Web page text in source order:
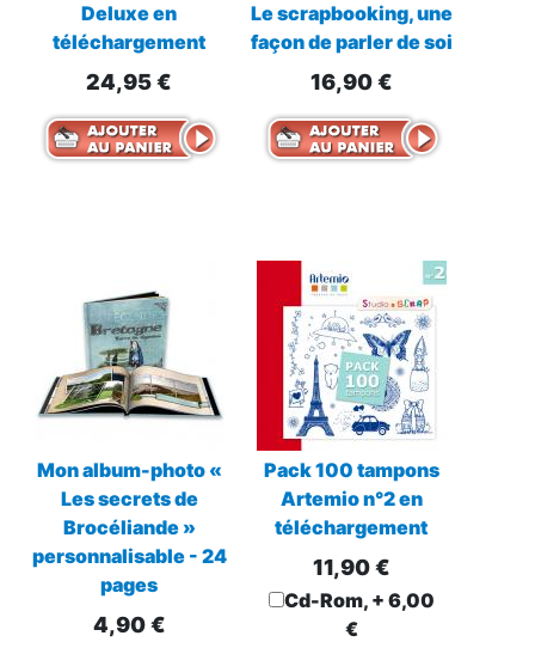
Deluxe en
téléchargement
24,95 €
Le scrapbooking, une
façon de parler de soi
16,90 €
Mon album-photo «
Les secrets de
Brocéliande »
personnalisable - 24
pages
4,90 €
Pack 100 tampons
Artemio n°2 en
téléchargement
11,90 €
Cd-Rom, + 6,00
€